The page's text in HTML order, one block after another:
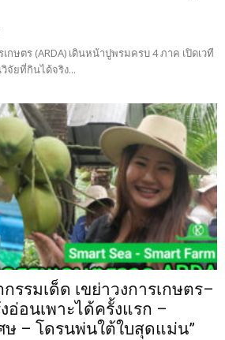
ษตร (ARDA) เดินหน้าปูพรมครบ 4 ภาค เปิดเวที
จัยที่กินได้จริง...
รรมเด็ด เขย่าวงการเกษตร–
อ่อนเพาะได้ครั้งแรก –
ษ – โดรนพ่นใต้ใบสุดแม่น”